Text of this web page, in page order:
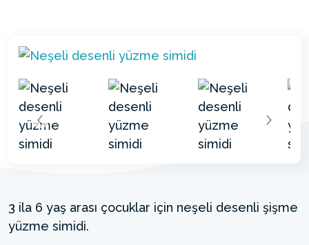
3 ila 6 yaş arası çocuklar için neşeli desenli şişme
yüzme simidi.